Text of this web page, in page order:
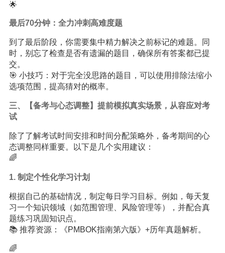
🌟
最后70分钟：全力冲刺高难度题
到了最后阶段，你需要集中精力解决之前标记的难题。同
时，别忘了检查是否有遗漏的题目，确保所有答案都已提
交。
🎯 小技巧：对于完全没思路的题目，可以使用排除法缩小
选项范围，提高猜对的概率。
三、【备考与心态调整】提前模拟真实场景，从容应对考
试
除了了解考试时间安排和时间分配策略外，备考期间的心
态调整同样重要。以下是几个实用建议：
🌈
1. 制定个性化学习计划
根据自己的基础情况，制定每日学习目标。例如，每天复
习一个知识领域（如范围管理、风险管理等），并配合真
题练习巩固知识点。
📚 推荐资源：《PMBOK指南第六版》+历年真题解析。
🌈